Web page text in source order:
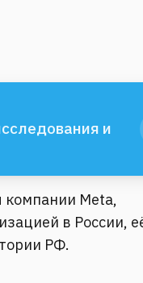
и
Meta,
в России,
РФ.